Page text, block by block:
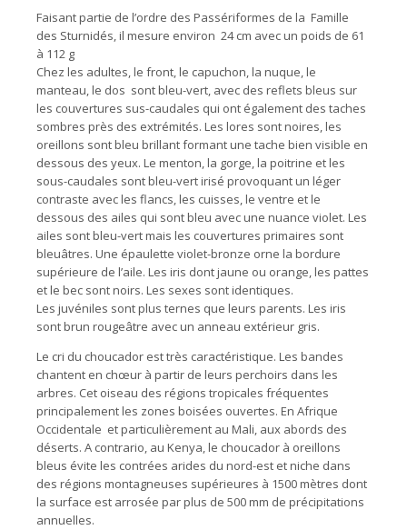
Faisant partie de l’ordre des Passériformes de la Famille
des Sturnidés, il mesure environ 24 cm avec un poids de 61
à 112 g
Chez les adultes, le front, le capuchon, la nuque, le
manteau, le dos sont bleu-vert, avec des reflets bleus sur
les couvertures sus-caudales qui ont également des taches
sombres près des extrémités. Les lores sont noires, les
oreillons sont bleu brillant formant une tache bien visible en
dessous des yeux. Le menton, la gorge, la poitrine et les
sous-caudales sont bleu-vert irisé provoquant un léger
contraste avec les flancs, les cuisses, le ventre et le
dessous des ailes qui sont bleu avec une nuance violet. Les
ailes sont bleu-vert mais les couvertures primaires sont
bleuâtres. Une épaulette violet-bronze orne la bordure
supérieure de l’aile. Les iris dont jaune ou orange, les pattes
et le bec sont noirs. Les sexes sont identiques.
Les juvéniles sont plus ternes que leurs parents. Les iris
sont brun rougeâtre avec un anneau extérieur gris.
Le cri du choucador est très caractéristique. Les bandes
chantent en chœur à partir de leurs perchoirs dans les
arbres. Cet oiseau des régions tropicales fréquentes
principalement les zones boisées ouvertes. En Afrique
Occidentale et particulièrement au Mali, aux abords des
déserts. A contrario, au Kenya, le choucador à oreillons
bleus évite les contrées arides du nord-est et niche dans
des régions montagneuses supérieures à 1500 mètres dont
la surface est arrosée par plus de 500 mm de précipitations
annuelles.